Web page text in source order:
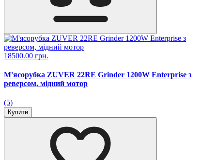
18500.00 грн.
М'ясорубка ZUVER 22RE Grinder 1200W Enterprise з
реверсом, мідний мотор
(5)
Купити